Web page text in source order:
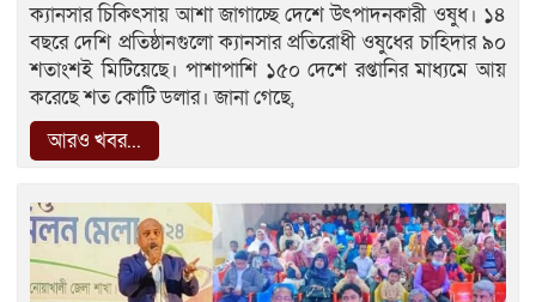
ক্যানসার চিকিৎসায় আশা জাগাচ্ছে দেশে উৎপাদনকারী ওষুধ। ১৪
বছরে দেশি প্রতিষ্ঠানগুলো ক্যানসার প্রতিরোধী ওষুধের চাহিদার ৯০
শতাংশই মিটিয়েছে। পাশাপাশি ১৫০ দেশে রপ্তানির মাধ্যমে আয়
করেছে শত কোটি ডলার। জানা গেছে,
আরও খবর...